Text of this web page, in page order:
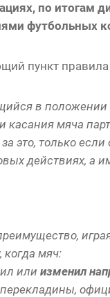
по итогам
футбольных
пункт правила
в
касания мяча
это, только если
действиях, а
когда мяч:
или изменил